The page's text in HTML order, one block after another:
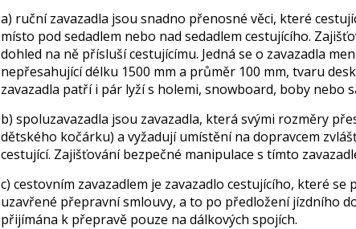
a) ruční zavazadla jsou snadno přenosné věci, které
místo pod sedadlem nebo nad sedadlem cestujícího.
dohled na ně přísluší cestujícímu. Jedná se o zavazadla
nepřesahující délku 1500 mm a průměr 100 mm, tvaru
zavazadla patří i pár lyží s holemi, snowboard, boby nebo
b) spoluzavazadla jsou zavazadla, která svými rozměry
dětského kočárku) a vyžadují umístění na dopravcem
cestující. Zajišťování bezpečné manipulace s tímto
c) cestovním zavazadlem je zavazadlo cestujícího, které
uzavřené přepravní smlouvy, a to po předložení jízdního
přijímána k přepravě pouze na dálkových spojích.